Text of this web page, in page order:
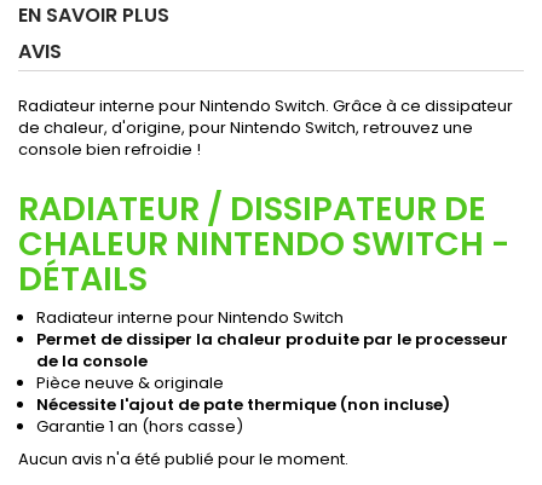
EN SAVOIR PLUS
AVIS
Radiateur interne pour Nintendo Switch. Grâce à ce dissipateur
de chaleur, d'origine, pour Nintendo Switch, retrouvez une
console bien refroidie !
RADIATEUR / DISSIPATEUR DE
CHALEUR NINTENDO SWITCH -
DÉTAILS
Radiateur interne pour Nintendo Switch
Permet de dissiper la chaleur produite par le processeur
de la console
Pièce neuve & originale
Nécessite l'ajout de pate thermique (non incluse)
Garantie 1 an (hors casse)
Aucun avis n'a été publié pour le moment.